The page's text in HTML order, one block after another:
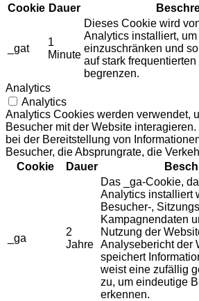
Cookie Dauer
_gat
1
Minute
Dieses Cookie wird
Analytics installiert,
einzuschränken und
auf stark
begrenzen.
Analytics
Analytics
Analytics Cookies werden verwendet,
Besucher mit der Website
bei der Bereitstellung von
Besucher, die Absprungrate, die
Cookie
Dauer
_ga
2
Jahre
Das _ga-Cookie,
Analytics installiert
Besucher-,
Kampagnendaten
Nutzung der
Analysebericht der
speichert
weist eine zufällig
zu, um eindeutige
erkennen.